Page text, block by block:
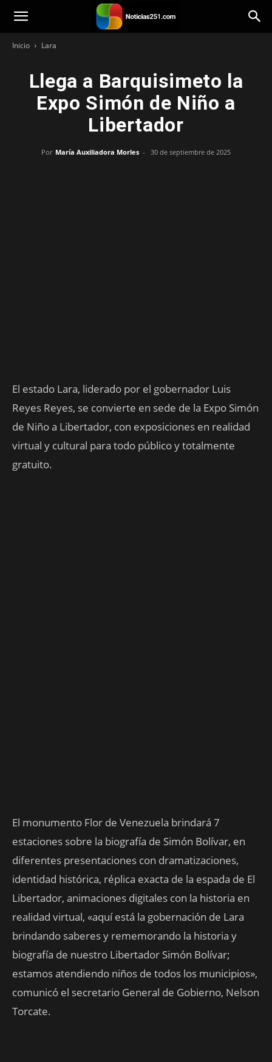
Noticias251
Inicio Lara
Llega a Barquisimeto la
Expo Simón de Niño a
Libertador
Por María Auxiliadora Morles - 30 de septiembre de 2025
El estado Lara, liderado por el gobernador Luis
Reyes Reyes, se convierte en sede de la Expo Simón
de Niño a Libertador, con exposiciones en realidad
virtual y cultural para todo público y totalmente
gratuito.
El monumento Flor de Venezuela brindará 7
estaciones sobre la biografía de Simón Bolívar, en
diferentes presentaciones con dramatizaciones,
identidad histórica, réplica exacta de la espada de El
Libertador, animaciones digitales con la historia en
realidad virtual, «aquí está la gobernación de Lara
brindando saberes y rememorando la historia y
biografía de nuestro Libertador Simón Bolívar;
estamos atendiendo niños de todos los municipios»,
comunicó el secretario General de Gobierno, Nelson
Torcate.